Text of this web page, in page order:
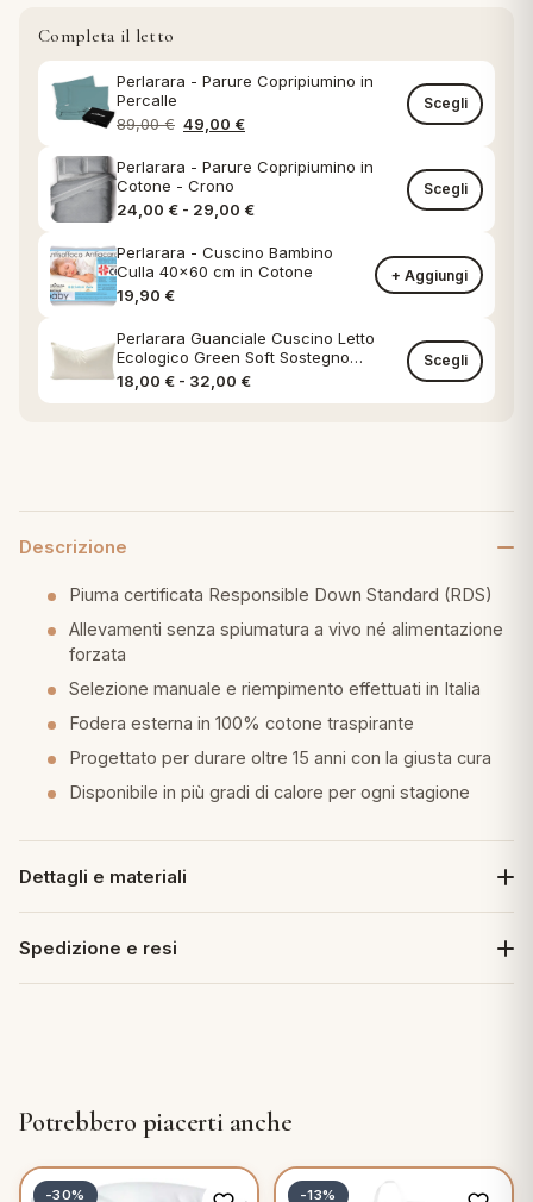
e Pigiami
Completa il letto
Perlarara - Parure Copripiumino in
Percalle
89,00€ Il prezzo originale era: 89,00 €.
49,00 €Il prezzo attuale è: 49,00 €.
Scegli
Perlarara - Parure Copripiumino in
Cotone - Crono
24,00 € - 29,00 €Fascia di prezzo: da 24,00 € a
Scegli
Perlarara - Cuscino Bambino
Culla 40x60 cm in Cotone
19,90 €
+ Aggiungi
Perlarara Guanciale Cuscino Letto
Ecologico Green Soft Sostegno
Classico federa in Cotone Naturale
18,00 € - 32,00 €Fascia di prezzo: da 18,00 € a
Scegli
Descrizione
Piuma certificata Responsible Down Standard (RDS)
Allevamenti senza spiumatura a vivo né alimentazione
forzata
Selezione manuale e riempimento effettuati in Italia
Fodera esterna in 100% cotone traspirante
Progettato per durare oltre 15 anni con la giusta cura
Disponibile in più gradi di calore per ogni stagione
Dettagli e materiali
Spedizione e resi
Potrebbero piacerti anche
-30% -13%